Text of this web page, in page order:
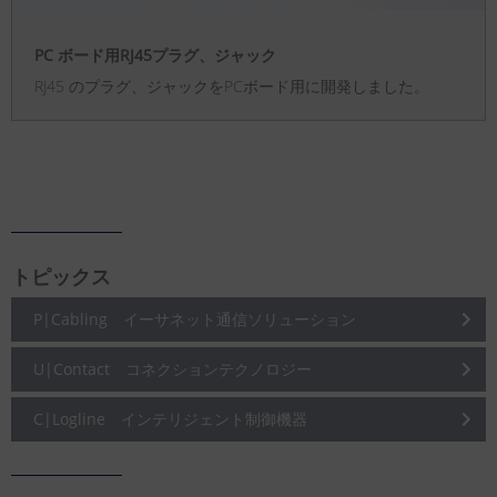
PC ボード用RJ45プラグ、ジャック
RJ45 のプラグ、ジャックをPCボード用に開発しました。
トピックス
P|Cabling イーサネット通信ソリューション
U|Contact コネクションテクノロジー
C|Logline インテリジェント制御機器